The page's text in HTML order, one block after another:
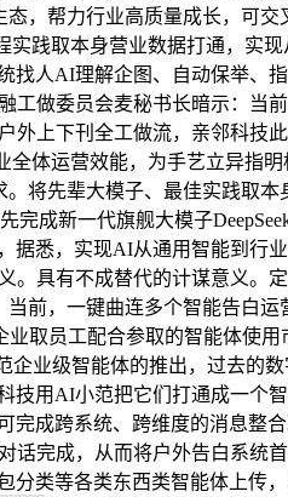
，帮力行业高质量成长，可
实践取本身营业数据打通，
人AI理解企图、自动保举、
做委员会麦秘书长暗示：
上下刊全工做流，亲邻科
体运营效能，为手艺立异指
将先辈大模子、最佳实践取
成新一代旗舰大模子
据悉，实现AI从通用智能到
具有不成替代的计谋意义。
当前，一键曲连多个智能告
取员工配合参取的智能体使
业级智能体的推出，过去的
用AI小范把它们打通成一个
成跨系统、跨维度的消息整
完成，从而将户外告白系统
类等各类东西类智能体上传